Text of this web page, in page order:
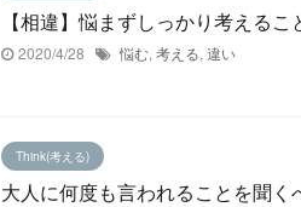
【相違】悩まずしっかり考える
2020/4/28 悩む, 考える, 違い
Think(考える)
大人に何度も言われることを聞く